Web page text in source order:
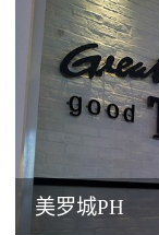
美罗城PH